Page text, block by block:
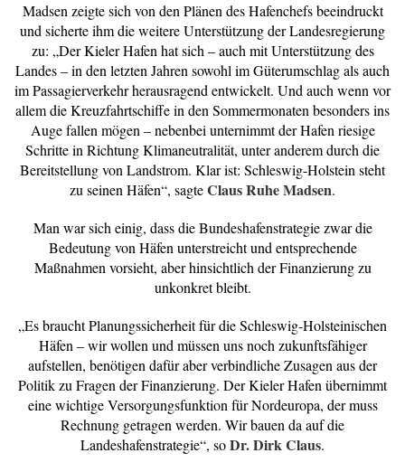
Madsen zeigte sich von den Plänen des Hafenchefs beeindruckt
und sicherte ihm die weitere Unterstützung der Landesregierung
zu: „Der Kieler Hafen hat sich – auch mit Unterstützung des
Landes – in den letzten Jahren sowohl im Güterumschlag als auch
im Passagierverkehr herausragend entwickelt. Und auch wenn vor
allem die Kreuzfahrtschiffe in den Sommermonaten besonders ins
Auge fallen mögen – nebenbei unternimmt der Hafen riesige
Schritte in Richtung Klimaneutralität, unter anderem durch die
Bereitstellung von Landstrom. Klar ist: Schleswig-Holstein steht
zu seinen Häfen“, sagteClaus RuheMadsen.
Man war sich einig, dass die Bundeshafenstrategie zwar die
Bedeutung von Häfen unterstreicht und entsprechende
Maßnahmen vorsieht, aber hinsichtlich der Finanzierung zu
unkonkret bleibt.
„Es braucht Planungssicherheit für die Schleswig-Holsteinischen
Häfen – wir wollen und müssen uns noch zukunftsfähiger
aufstellen, benötigen dafür aber verbindliche Zusagen aus der
Politik zu Fragen der Finanzierung. Der Kieler Hafen übernimmt
eine wichtige Versorgungsfunktion für Nordeuropa, der muss
Rechnung getragen werden. Wir bauen da auf die
Landeshafenstrategie“, soDr. Dirk Claus.